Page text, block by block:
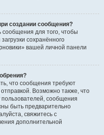
создании сообщения?
сообщения для того, чтобы
сохранённого
вашей личной панели
что сообщения требуют
Возможно также, что
пользователей, сообщения
быть предварительно
свяжитесь с
дополнительной